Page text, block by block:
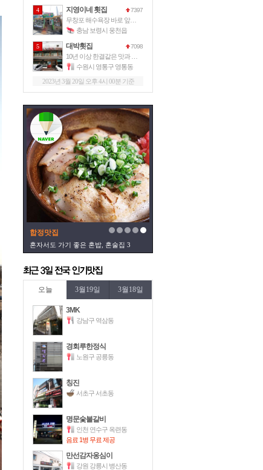
4 지영이네 횟집 7397
무창포 해수욕장 바로 앞에 위치한 이
충남 보령시 웅천읍
5 대박횟집 7098
수원시 영통구 영통동
2023년 3월 20일 오후 4시 00분 기준
합정맛집
혼자서도 가기 좋은 혼밥, 혼술집 3
오늘 3월19일 3월18일
3MK
강남구 역삼동
경회루한정식
노원구 공릉동
칭진
서초구 서초동
명문숯불갈비
인천 연수구 옥련동
음료 1병 무료 제공
만선감자옹심이
강원 강릉시 병산동